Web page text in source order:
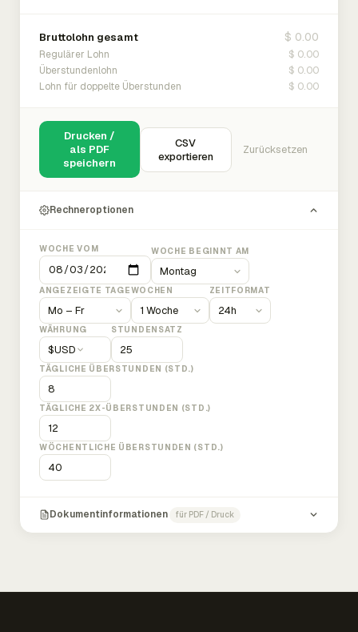
Bruttolohn gesamt $ 0.00
Regulärer Lohn $ 0.00
Überstundenlohn $ 0.00
Lohn für doppelte Überstunden $ 0.00
Drucken /
als PDF
speichern
CSV
exportieren
Zurücksetzen
Rechneroptionen
WOCHE VOM WOCHE BEGINNT AM
ANGEZEIGTE TAGEWOCHEN ZEITFORMAT
WÄHRUNG
$USD
STUNDENSATZ
TÄGLICHE ÜBERSTUNDEN (STD.)
TÄGLICHE 2X-ÜBERSTUNDEN (STD.)
WÖCHENTLICHE ÜBERSTUNDEN (STD.)
Dokumentinformationen für PDF / Druck